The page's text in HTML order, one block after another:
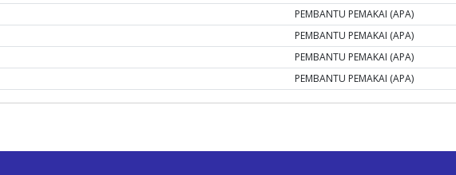
PEMBANTU PEMAKAI (APA)
PEMBANTU PEMAKAI (APA)
PEMBANTU PEMAKAI (APA)
PEMBANTU PEMAKAI (APA)